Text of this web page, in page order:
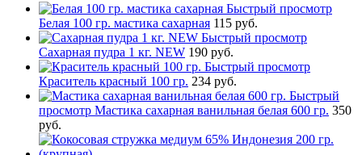
Быстрый просмотр
Белая 100 гр. мастика сахарная 115 руб.
Быстрый просмотр
Сахарная пудра 1 кг. NEW 190 руб.
Быстрый просмотр
Краситель красный 100 гр. 234 руб.
Быстрый
просмотр Мастика сахарная ванильная белая 600 гр. 350
руб.